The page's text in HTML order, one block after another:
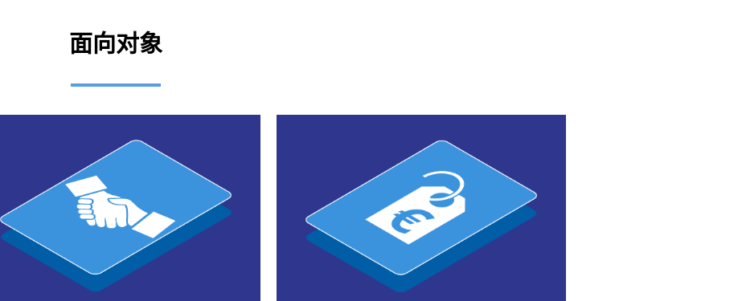
面向对象
营销和产品团队
从具有客观营销信息的市场数字产品“书”中获益
联系我们
数字营销团队
使用高品质的数字资产使您的在线销售网站卓
尔不群，以更好地管理消费者旅程
联系我们